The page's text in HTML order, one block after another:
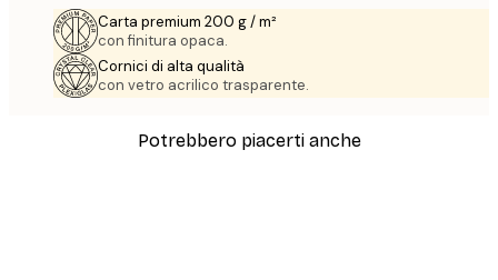
Carta premium 200 g / m²
con finitura opaca.
Cornici di alta qualità
con vetro acrilico trasparente.
Potrebbero piacerti anche